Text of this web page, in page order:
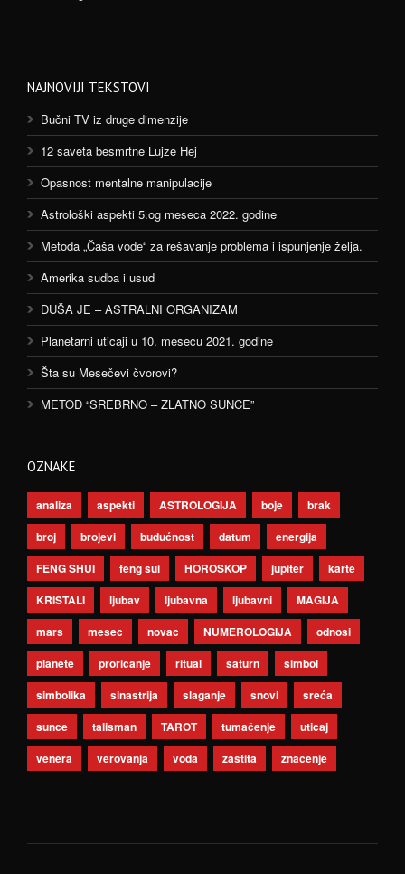
NAJNOVIJI TEKSTOVI
Bučni TV iz druge dimenzije
12 saveta besmrtne Lujze Hej
Opasnost mentalne manipulacije
Astrološki aspekti 5.og meseca 2022. godine
Metoda „Čaša vode“ za rešavanje problema i ispunjenje želja.
Amerika sudba i usud
DUŠA JE – ASTRALNI ORGANIZAM
Planetarni uticaji u 10. mesecu 2021. godine
Šta su Mesečevi čvorovi?
METOD “SREBRNO – ZLATNO SUNCE”
OZNAKE
analiza aspekti ASTROLOGIJA boje
brak
broj
brojevi budućnost datum
energija
FENG SHUI
feng šui HOROSKOP jupiter
karte
KRISTALI
ljubav ljubavna ljubavni
MAGIJA
mars
mesec novac NUMEROLOGIJA
odnosi
planete
proricanje ritual saturn
simbol
simbolika
sinastrija slaganje snovi
sreća
sunce
talisman TAROT tumačenje
uticaj
venera
verovanja voda zaštita značenje